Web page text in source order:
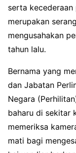
serta
merupakan
mengusahakan
tahun lalu.
Bernama yang
dan Jabatan
Negara
baharu di sekitar
memeriksa
mati bagi